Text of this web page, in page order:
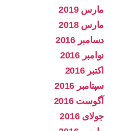
مارس 2019
مارس 2018
دسامبر 2016
نوامبر 2016
اکتبر 2016
سپتامبر 2016
آگوست 2016
جولای 2016